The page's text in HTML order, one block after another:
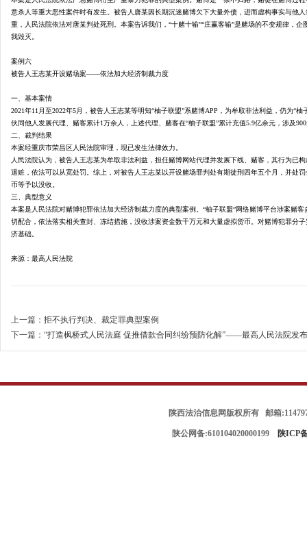
意杀人等重大恶性案件时有发生。被告人唐某因长期沉迷赌博欠下大量外债，进而虚构事实与他
重，人民法院依法对唐某判处死刑。本案告诉我们， “十赌十输”“庄赢客输”是赌场的不变规律，
我毁灭。
案例六
被告人王志某开设赌场案——依法加大经济制裁力度
一、基本案情
2021年11月至2022年5月，被告人王志某等明知“柚子联盟”系赌博APP，为牟取非法利益，仍为
伙同他人发展代理、赌客累计1万余人，上述代理、赌客在“柚子联盟”累计充值5.9亿余元，涉及
二、裁判结果
本案经重庆市荣昌区人民法院审理，现已发生法律效力。
人民法院认为，被告人王志某为牟取非法利益，担任赌博网站代理并发展下线、赌客，其行为
退赃，依法可以从宽处罚。综上，对被告人王志某以开设赌场罪判处有期徒刑四年五个月，并处
币等予以没收。
三、典型意义
本案是人民法院对赌博犯罪依法加大经济制裁力度的典型案例。 “柚子联盟”网络赌博平台涉案赌
切配合，依法落实相关查封、冻结措施，没收涉案资金数千万元和大量虚拟货币。对赌博犯罪分
济基础。
来源：最高人民法院
上一篇： 拒不执行判决、裁定罪典型案例
下一篇： “打造枫桥式人民法庭 促推借款合同纠纷预防化解”——最高人民法院发
陕西法治信息网版权所有 邮箱
陕公网备:610104020000199 陕ICP